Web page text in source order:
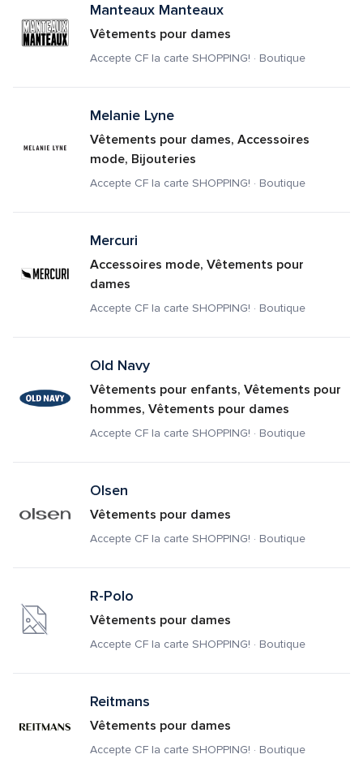
Manteaux Manteaux
Vêtements pour dames
Accepte CF la carte SHOPPING! · Boutique
Melanie Lyne
Vêtements pour dames, Accessoires
mode, Bijouteries
Accepte CF la carte SHOPPING! · Boutique
Mercuri
Accessoires mode, Vêtements pour
dames
Accepte CF la carte SHOPPING! · Boutique
Old Navy
Vêtements pour enfants, Vêtements pour
hommes, Vêtements pour dames
Accepte CF la carte SHOPPING! · Boutique
Olsen
Vêtements pour dames
Accepte CF la carte SHOPPING! · Boutique
R-Polo
Vêtements pour dames
Accepte CF la carte SHOPPING! · Boutique
Reitmans
Vêtements pour dames
Accepte CF la carte SHOPPING! · Boutique